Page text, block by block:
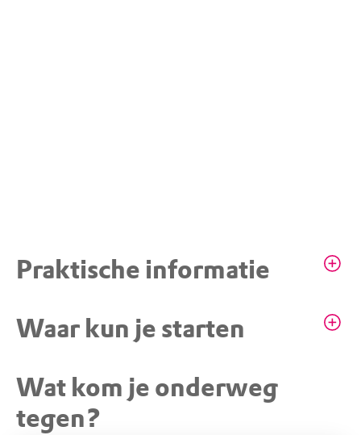
Praktische informatie
Horeca aanwezig
Draag bij nat weer goede schoenen of
laarzen
Waar kun je starten
STARTPUNT
Wat kom je onderweg
tegen?